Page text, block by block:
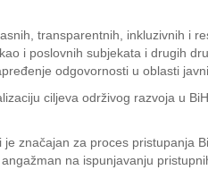
transparentnih, inkluzivnih i
i poslovnih subjekata i drugih
odgovornosti u oblasti
ciljeva održivog razvoja u
značajan za proces pristupanja
na ispunjavanju